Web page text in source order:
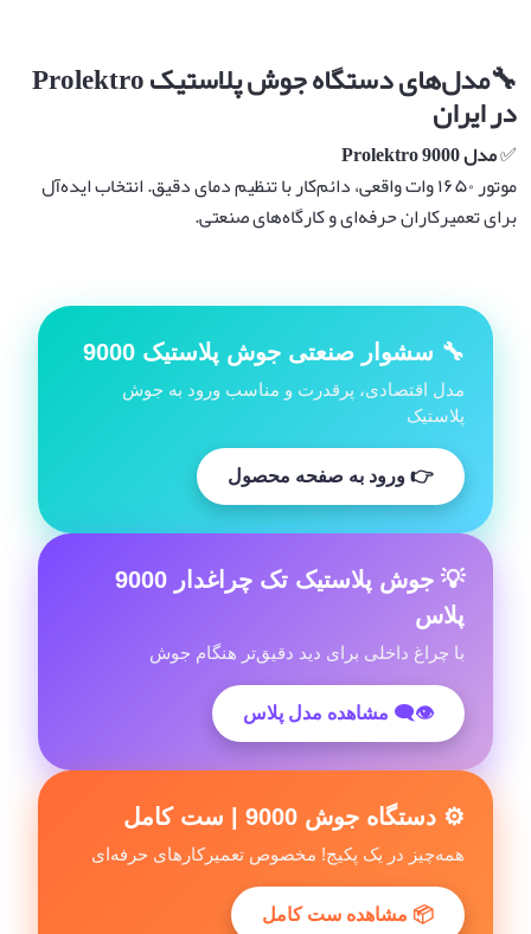
🔧مدل‌های دستگاه جوش پلاستیک
در ایران
✅مدل
موتور ۱۶۵۰ وات واقعی، دائم‌کار با تنظیم دمای دقیق. انتخاب ایده‌آل
برای تعمیرکاران حرفه‌ای و کارگاه‌های صنعتی.
🔧 سشوار صنعتی جوش پلاستیک 9000
مدل اقتصادی، پرقدرت و مناسب ورود به جوش
پلاستیک
👉 ورود به صفحه محصول
💡 جوش پلاستیک تک چراغدار 9000
پلاس
با چراغ داخلی برای دید دقیق‌تر هنگام جوش
👁‍🗨 مشاهده مدل پلاس
⚙️ دستگاه جوش 9000 | ست کامل
همه‌چیز در یک پکیج! مخصوص تعمیرکارهای حرفه‌ای
📦 مشاهده ست کامل